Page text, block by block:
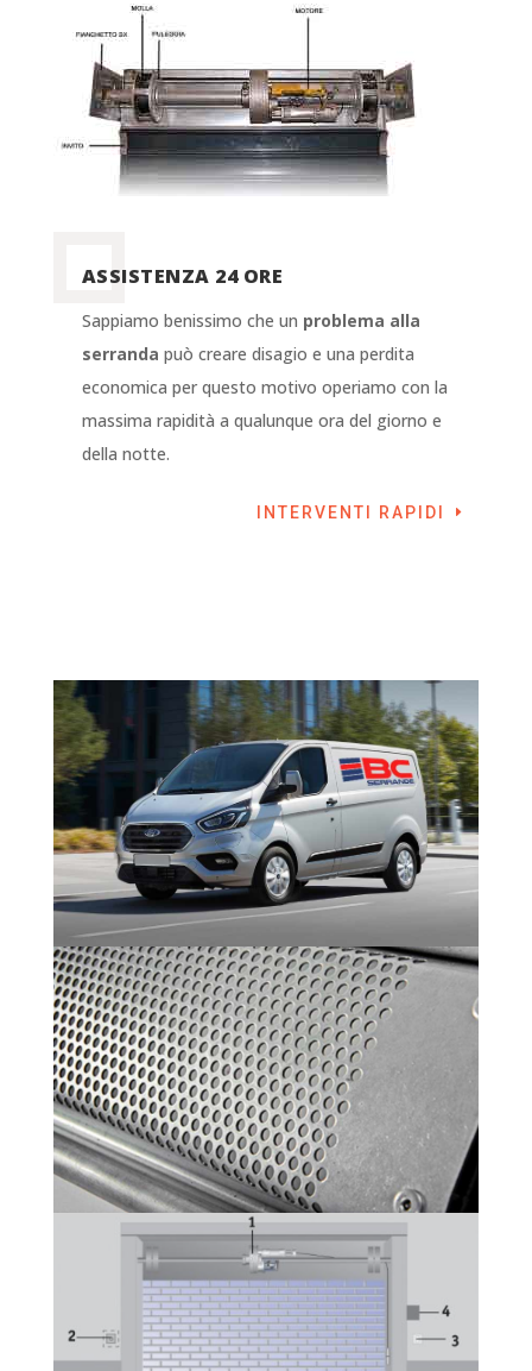
ASSISTENZA 24 ORE
Sappiamo benissimo che un problema alla
serranda può creare disagio e una perdita
economica per questo motivo operiamo con la
massima rapidità a qualunque ora del giorno e
della notte.
INTERVENTI RAPIDI